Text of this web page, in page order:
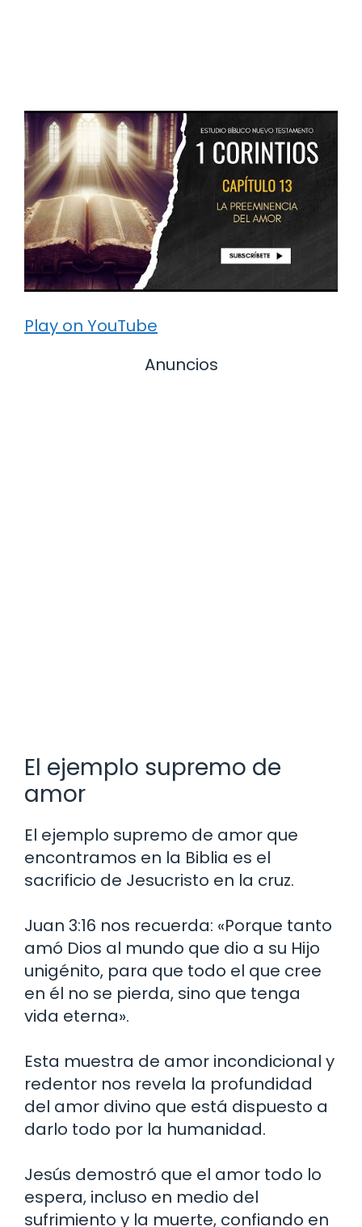
Play on YouTube
Anuncios
El ejemplo supremo de
amor
El ejemplo supremo de amor que
encontramos en la Biblia es el
sacrificio de Jesucristo en la cruz.
Juan 3:16 nos recuerda: «Porque tanto
amó Dios al mundo que dio a su Hijo
unigénito, para que todo el que cree
en él no se pierda, sino que tenga
vida eterna».
Esta muestra de amor incondicional y
redentor nos revela la profundidad
del amor divino que está dispuesto a
darlo todo por la humanidad.
Jesús demostró que el amor todo lo
espera, incluso en medio del
sufrimiento y la muerte, confiando en